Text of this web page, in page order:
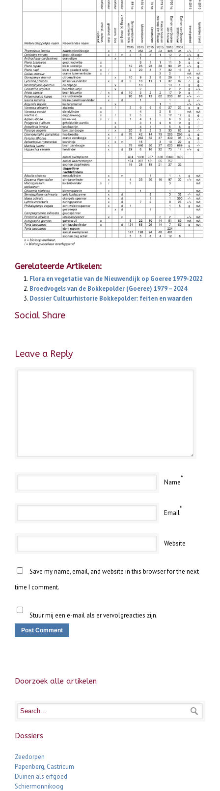
Gerelateerde Artikelen:
Flora en vegetatie van de Nieuwendijk op Goeree 1979-2022
Broedvogels van de Bokkepolder (Goeree) 1979 – 2024
Dossier Cultuurhistorie Bokkepolder: feiten en waarden
Social Share
Leave a Reply
Name
*
Email
*
Website
Save my name, email, and website in this browser for the next
time I comment.
Stuur mij een e-mail als er vervolgreacties zijn.
Doorzoek alle artikelen
Dossiers
Zeedorpen
Papenberg, Castricum
Duinen als erfgoed
Schiermonnikoog